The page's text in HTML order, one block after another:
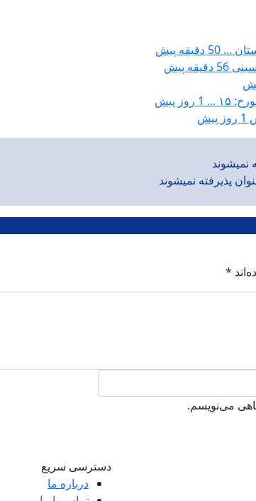
... 50 دقیقه پیش
56 دقیقه پیش
...
1 روز پیش
1 روز پیش
نمیشوند
پذیرفته نمیشوند
*
می‌نویسم.
دسترسی سریع
درباره ما